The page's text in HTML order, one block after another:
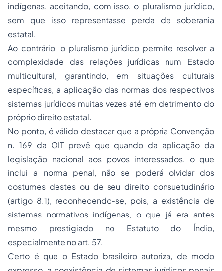
indígenas, aceitando, com isso, o pluralismo jurídico,
sem que isso representasse perda de soberania
estatal.
Ao contrário, o pluralismo jurídico permite resolver a
complexidade das relações jurídicas num Estado
multicultural, garantindo, em situações culturais
específicas, a aplicação das normas dos respectivos
sistemas jurídicos muitas vezes até em detrimento do
próprio direito estatal.
No ponto, é válido destacar que a própria Convenção
n. 169 da OIT prevê que quando da aplicação da
legislação nacional aos povos interessados, o que
inclui a norma penal, não se poderá olvidar dos
costumes destes ou de seu direito consuetudinário
(artigo 8.1), reconhecendo-se, pois, a existência de
sistemas normativos indígenas, o que já era antes
mesmo prestigiado no Estatuto do Índio,
especialmente no art. 57.
Certo é que o Estado brasileiro autoriza, de modo